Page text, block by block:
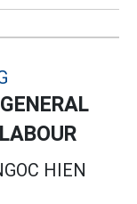
HIEN